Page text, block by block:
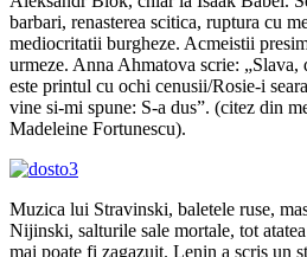
barbari, renasterea scitica, ruptura cu
mediocritatii burgheze. Acmeistii
urmeze. Anna Ahmatova scrie:
este printul cu ochi cenusii/Rosie-i
vine si-mi spune: S-a dus”. (citez din
Madeleine Fortunescu).
Muzica lui Stravinski, baletele ruse,
Nijinski, salturile sale mortale, tot
mai poate fi zagazuit. Lenin a scris un